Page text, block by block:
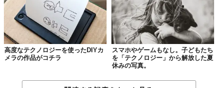
高度なテクノロジーを使ったDIYカ
メラの作品がコチラ
スマホやゲームもなし。子どもたち
を「テクノロジー」から解放した夏
休みの写真。